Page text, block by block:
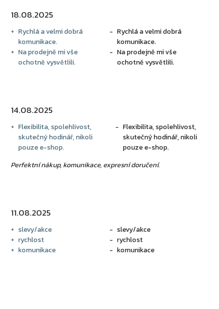
18.08.2025
Rychlá a velmi dobrá
komunikace.
Na prodejně mi vše
ochotně vysvětlili.
Rychlá a velmi dobrá
komunikace.
Na prodejně mi vše
ochotně vysvětlili.
14.08.2025
Flexibilita, spolehlivost,
skutečný hodinář, nikoli
pouze e-shop.
Flexibilita, spolehlivost,
skutečný hodinář, nikoli
pouze e-shop.
Perfektní nákup, komunikace, expresní doručení.
11.08.2025
slevy/akce
rychlost
komunikace
slevy/akce
rychlost
komunikace